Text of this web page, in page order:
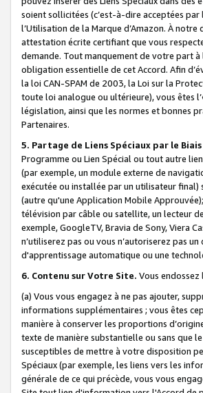
soient sollicitées (c’est-à-dire acceptées
l’Utilisation de la Marque d’Amazon. À
attestation écrite certifiant que vous
demande. Tout manquement de votre part
obligation essentielle de cet Accord. Afin
la loi CAN-SPAM de 2003, la Loi sur la
toute loi analogue ou ultérieure), vous êtes
législation, ainsi que les normes et bonnes
Partenaires.
5. Partage de Liens Spéciaux par le
Programme ou Lien Spécial ou tout autre
(par exemple, un module externe de
exécutée ou installée par un utilisateur
(autre qu'une Application Mobile
télévision par câble ou satellite, un lecteur
exemple, GoogleTV, Bravia de Sony, Viera
n’utiliserez pas ou vous n’autoriserez pas
d'apprentissage automatique ou une
6. Contenu sur Votre Site. Vous
(a) Vous vous engagez à ne pas ajouter,
informations supplémentaires ; vous êtes
manière à conserver les proportions
texte de manière substantielle ou sans que
susceptibles de mettre à votre disposition
Spéciaux (par exemple, les liens vers les
générale de ce qui précède, vous vous